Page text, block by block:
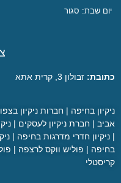
יום שבת: סגור
כתובת: זבולון 3, קרית אתא
ניקיון בחיפה | חברות ניקיון
אביב | חברת ניקיון לעסקים |
| ניקיון חדרי מדרגות בחיפה |
בחיפה | פוליש ווקס לרצפה |
קריסטלי